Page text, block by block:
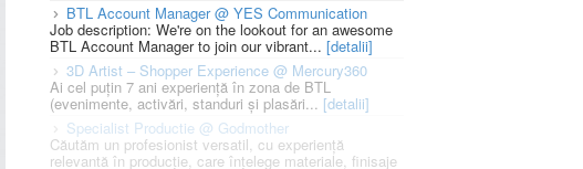
BTL Account Manager @ YES Communication
Job description: We're on the lookout for an awesome
BTL Account Manager to join our vibrant... [detalii]
3D Artist – Shopper Experience @ Mercury360
Ai cel puțin 7 ani experiență în zona de BTL
(evenimente, activări, standuri și plasări... [detalii]
Specialist Productie @ Godmother
Căutăm un profesionist versatil, cu experiență
relevantă în producție, care înțelege materiale, finisaje